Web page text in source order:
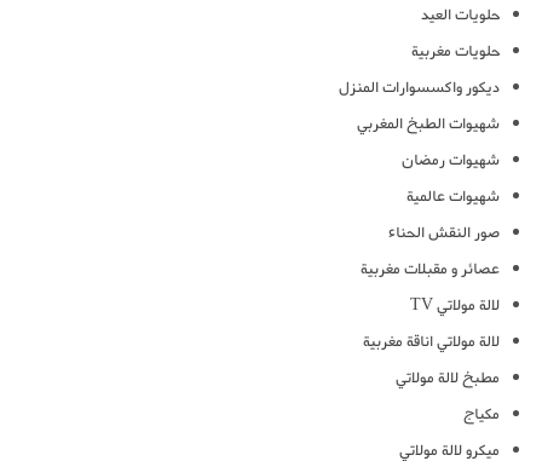
حلويات العيد
حلويات مغربية
ديكور واكسسوارات المنزل
شهيوات الطبخ المغربي
شهيوات رمضان
شهيوات عالمية
صور النقش الحناء
عصائر و مقبلات مغربية
لالة مولاتي TV
لالة مولاتي اناقة مغربية
مطبخ لالة مولاتي
مكياج
ميكرو لالة مولاتي